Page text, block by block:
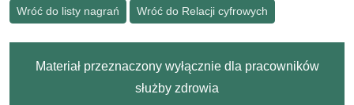
Wróć do listy nagrań Wróć do Relacji cyfrowych
Materiał przeznaczony wyłącznie dla pracowników
służby zdrowia